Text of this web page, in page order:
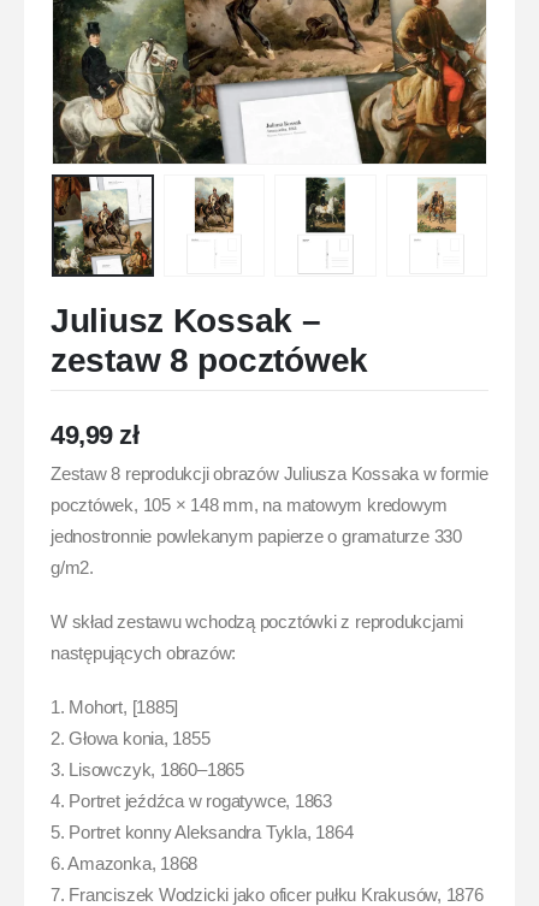
Juliusz Kossak –
zestaw 8 pocztówek
49,99zł
Zestaw 8 reprodukcji obrazów Juliusza Kossaka w formie
pocztówek, 105 × 148 mm, na matowym kredowym
jednostronnie powlekanym papierze o gramaturze 330
g/m2.
W skład zestawu wchodzą pocztówki z reprodukcjami
następujących obrazów:
1. Mohort, [1885]
2. Głowa konia, 1855
3. Lisowczyk, 1860–1865
4. Portret jeźdźca w rogatywce, 1863
5. Portret konny Aleksandra Tykla, 1864
6. Amazonka, 1868
7. Franciszek Wodzicki jako oficer pułku Krakusów, 1876